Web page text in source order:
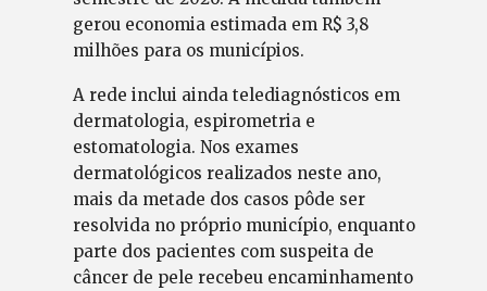
gerou economia estimada em R$ 3,8
milhões para os municípios.
A rede inclui ainda telediagnósticos em
dermatologia, espirometria e
estomatologia. Nos exames
dermatológicos realizados neste ano,
mais da metade dos casos pôde ser
resolvida no próprio município, enquanto
parte dos pacientes com suspeita de
câncer de pele recebeu encaminhamento